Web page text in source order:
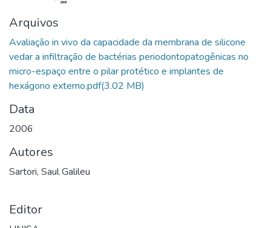
Arquivos
Avaliação in vivo da capacidade da membrana de silicone
vedar a infiltração de bactérias periodontopatogênicas no
micro-espaço entre o pilar protético e implantes de
hexágono externo.pdf(3.02 MB)
Data
2006
Autores
Sartori, Saul Galileu
Editor